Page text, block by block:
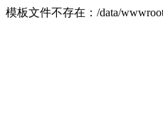
模板文件不存在：/data/